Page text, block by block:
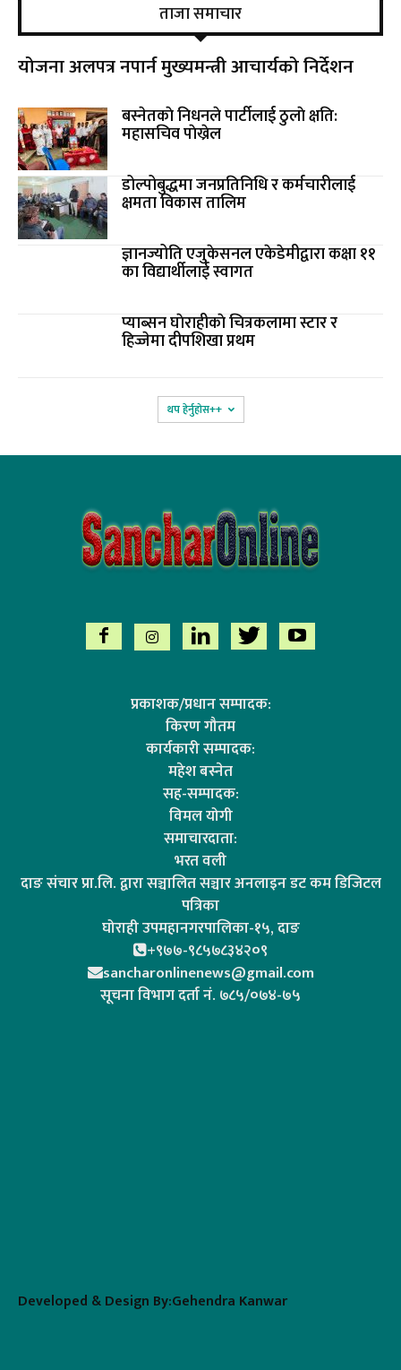
ताजा समाचार
योजना अलपत्र नपार्न मुख्यमन्त्री आचार्यको निर्देशन
बस्नेतकाे निधनले पार्टीलाई ठुलाे क्षति:
महासचिव पाेख्रेल
डोल्पोबुद्धमा जनप्रतिनिधि र कर्मचारीलाई
क्षमता विकास तालिम
ज्ञानज्योति एजुकेसनल एकेडेमीद्वारा कक्षा ११
का विद्यार्थीलाई स्वागत
प्याब्सन घाेराहीकाे चित्रकलामा स्टार र
हिज्जेमा दीपशिखा प्रथम
थप हेर्नुहोस‌++
प्रकाशक/प्रधान सम्पादक:
किरण गौतम
कार्यकारी सम्पादक:
महेश बस्नेत
सह-सम्पादक:
विमल योगी
समाचारदाता:
भरत वली
दाङ संचार प्रा.लि. द्वारा सञ्चालित सञ्चार अनलाइन डट कम डिजिटल
पत्रिका
घोराही उपमहानगरपालिका-१५, दाङ
+९७७-९८५७८३४२०९
sancharonlinenews@gmail.com
सूचना विभाग दर्ता न‌ं. ७८५/०७४-७५
Developed & Design By:Gehendra Kanwar